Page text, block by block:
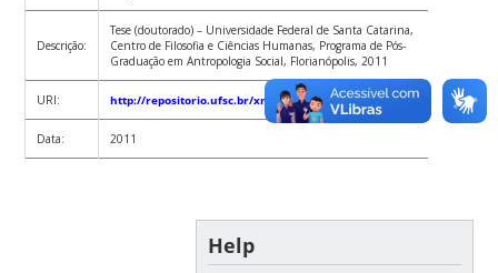
Descrição:
Tese (doutorado) – Universidade Federal de Santa Catarina,
Centro de Filosofia e Ciências Humanas, Programa de Pós-
Graduação em Antropologia Social, Florianópolis, 2011
URI: http://repositorio.ufsc.br/xmlui/handle/123456789/95311
Data: 2011
Help